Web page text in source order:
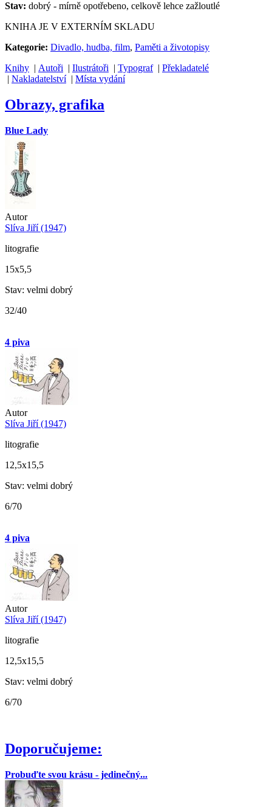
Stav: dobrý - mírně opotřebeno, celkově lehce zažloutlé
KNIHA JE V EXTERNÍM SKLADU
Kategorie: Divadlo, hudba, film, Paměti a životopisy
Knihy | Autoři | Ilustrátoři | Typograf| Překladatelé
| Nakladatelství| Místa vydání
Obrazy, grafika
Blue Lady
Autor
Slíva Jiří (1947)
litografie
15x5,5
Stav: velmi dobrý
32/40
4 piva
Autor
Slíva Jiří (1947)
litografie
12,5x15,5
Stav: velmi dobrý
6/70
4 piva
Autor
Slíva Jiří (1947)
litografie
12,5x15,5
Stav: velmi dobrý
6/70
Doporučujeme:
Probuďte svou krásu - jedinečný...